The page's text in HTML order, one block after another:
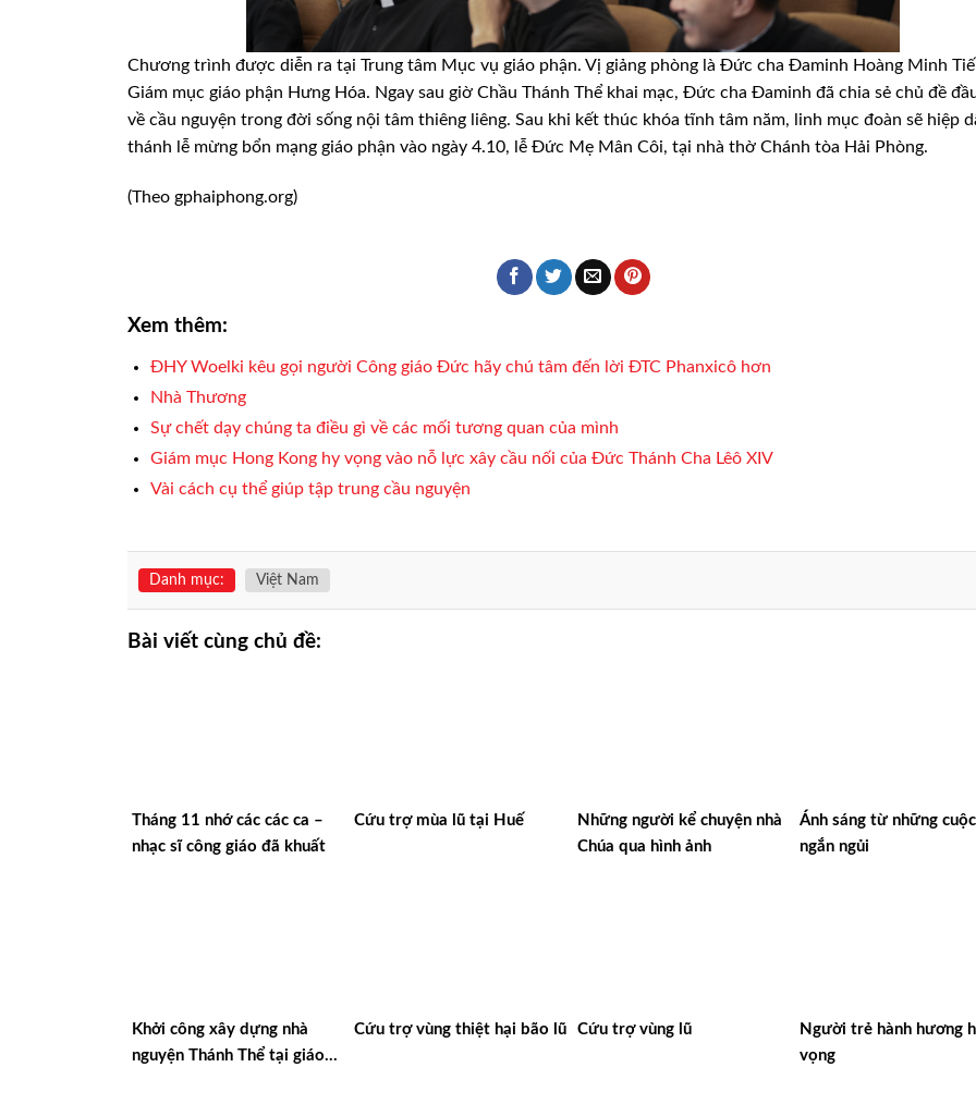
Chương trình được diễn ra tại Trung tâm Mục vụ giáo phận. Vị giảng phòng là Đức cha Đaminh Hoàng Minh
Giám mục giáo phận Hưng Hóa. Ngay sau giờ Chầu Thánh Thể khai mạc, Đức cha Đaminh đã chia sẻ chủ đề
về cầu nguyện trong đời sống nội tâm thiêng liêng. Sau khi kết thúc khóa tĩnh tâm năm, linh mục đoàn sẽ hiệp
thánh lễ mừng bổn mạng giáo phận vào ngày 4.10, lễ Đức Mẹ Mân Côi, tại nhà thờ Chánh tòa Hải Phòng.
(Theo gphaiphong.org)
Xem thêm:
ĐHY Woelki kêu gọi người Công giáo Đức hãy chú tâm đến lời ĐTC Phanxicô hơn
Nhà Thương
Sự chết dạy chúng ta điều gì về các mối tương quan của mình
Giám mục Hong Kong hy vọng vào nỗ lực xây cầu nối của Đức Thánh Cha Lêô XIV
Vài cách cụ thể giúp tập trung cầu nguyện
Danh mục: Việt Nam
Bài viết cùng chủ đề:
Tháng 11 nhớ các các ca –
nhạc sĩ công giáo đã khuất
Cứu trợ mùa lũ tại Huế
Những người kể chuyện nhà
Chúa qua hình ảnh
Ánh sáng từ những
ngắn ngủi
Khởi công xây dựng nhà
nguyện Thánh Thể tại giáo
Cứu trợ vùng thiệt hại bão lũ Cứu trợ vùng lũ
Người trẻ hành hương
vọng